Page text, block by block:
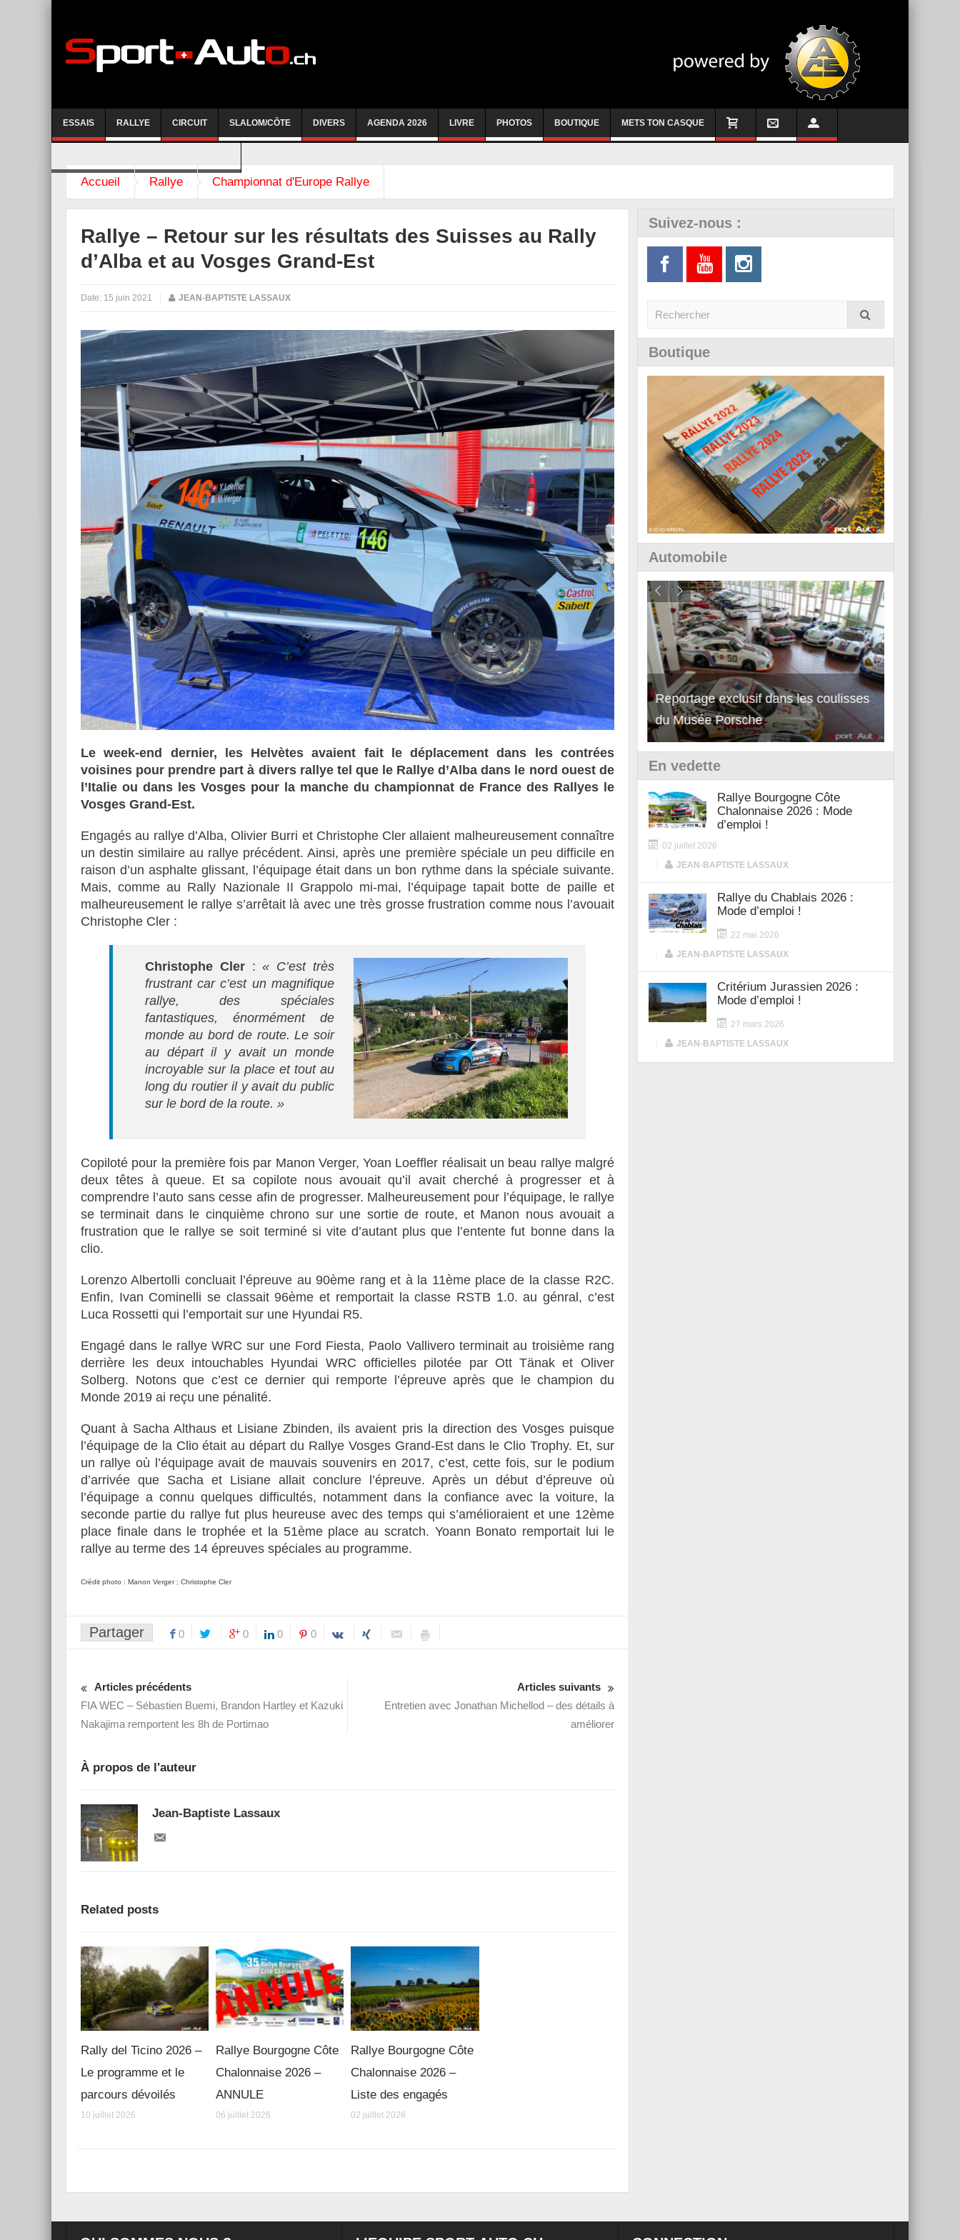
ESSAIS RALLYE CIRCUIT SLALOM/CÔTE DIVERS AGENDA 2026 LIVRE PHOTOS BOUTIQUE METS TON CASQUE
Accueil Rallye Championnat d'Europe Rallye
Rallye – Retour sur les résultats des Suisses au Rally
d’Alba et au Vosges Grand-Est
Date: 15 juin 2021 JEAN-BAPTISTE LASSAUX
Le week-end dernier, les Helvètes avaient fait le déplacement dans les contrées
voisines pour prendre part à divers rallye tel que le Rallye d’Alba dans le nord ouest de
l’Italie ou dans les Vosges pour la manche du championnat de France des Rallyes le
Vosges Grand-Est.
Engagés au rallye d’Alba, Olivier Burri et Christophe Cler allaient malheureusement connaître
un destin similaire au rallye précédent. Ainsi, après une première spéciale un peu difficile en
raison d’un asphalte glissant, l’équipage était dans un bon rythme dans la spéciale suivante.
Mais, comme au Rally Nazionale II Grappolo mi-mai, l’équipage tapait botte de paille et
malheureusement le rallye s’arrêtait là avec une très grosse frustration comme nous l’avouait
Christophe Cler :
Christophe Cler :« C’est très
frustrant car c’est un magnifique
rallye, des spéciales
fantastiques, énormément de
monde au bord de route. Le soir
au départ il y avait un monde
incroyable sur la place et tout au
long du routier il y avait du public
sur le bord de la route. »
Copiloté pour la première fois par Manon Verger, Yoan Loeffler réalisait un beau rallye malgré
deux têtes à queue. Et sa copilote nous avouait qu’il avait cherché à progresser et à
comprendre l’auto sans cesse afin de progresser. Malheureusement pour l’équipage, le rallye
se terminait dans le cinquième chrono sur une sortie de route, et Manon nous avouait a
frustration que le rallye se soit terminé si vite d’autant plus que l’entente fut bonne dans la
clio.
Lorenzo Albertolli concluait l’épreuve au 90ème rang et à la 11ème place de la classe R2C.
Enfin, Ivan Cominelli se classait 96ème et remportait la classe RSTB 1.0. au génral, c’est
Luca Rossetti qui l’emportait sur une Hyundai R5.
Engagé dans le rallye WRC sur une Ford Fiesta, Paolo Vallivero terminait au troisième rang
derrière les deux intouchables Hyundai WRC officielles pilotée par Ott Tänak et Oliver
Solberg. Notons que c’est ce dernier qui remporte l’épreuve après que le champion du
Monde 2019 ai reçu une pénalité.
Quant à Sacha Althaus et Lisiane Zbinden, ils avaient pris la direction des Vosges puisque
l’équipage de la Clio était au départ du Rallye Vosges Grand-Est dans le Clio Trophy. Et, sur
un rallye où l’équipage avait de mauvais souvenirs en 2017, c’est, cette fois, sur le podium
d’arrivée que Sacha et Lisiane allait conclure l’épreuve. Après un début d’épreuve où
l’équipage a connu quelques difficultés, notamment dans la confiance avec la voiture, la
seconde partie du rallye fut plus heureuse avec des temps qui s’amélioraient et une 12ème
place finale dans le trophée et la 51ème place au scratch. Yoann Bonato remportait lui le
rallye au terme des 14 épreuves spéciales au programme.
Crédit photo : Manon Verger ; Christophe Cler
Partager 0 0 0 0
Articles précédents
FIA WEC – Sébastien Buemi, Brandon Hartley et Kazuki
Nakajima remportent les 8h de Portimao
Articles suivants
Entretien avec Jonathan Michellod – des détails à
améliorer
À propos de l'auteur
Jean-Baptiste Lassaux
Related posts
Rally del Ticino 2026 –
Le programme et le
parcours dévoilés
10 juillet 2026
Rallye Bourgogne Côte
Chalonnaise 2026 –
ANNULE
06 juillet 2026
Rallye Bourgogne Côte
Chalonnaise 2026 –
Liste des engagés
02 juillet 2026
Suivez-nous :
Boutique
Automobile
Essai – Morgan Supersport
Reportage exclusif dans les coulisses
du Musée Porsche
Découverte de la nouvelle Ferrari
12Cilindri Manuale
En vedette
Rallye Bourgogne Côte
Chalonnaise 2026 : Mode
d’emploi !
02 juillet 2026
JEAN-BAPTISTE LASSAUX
Rallye du Chablais 2026 :
Mode d’emploi !
22 mai 2026
JEAN-BAPTISTE LASSAUX
Critérium Jurassien 2026 :
Mode d’emploi !
27 mars 2026
JEAN-BAPTISTE LASSAUX